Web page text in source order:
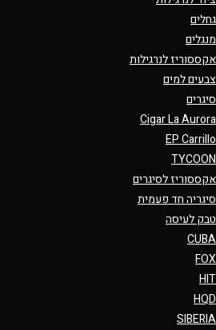
גחלים
מנגלים
אקססוריז לנרגילות
צבעים למים
סיגרים
Cigar La Aurora
EP Carrillo
TYCOON
אקססוריז לסיגרים
סיגריה חד פעמית
טבק לעיסה
CUBA
FOX
HIT
HQD
SIBERIA